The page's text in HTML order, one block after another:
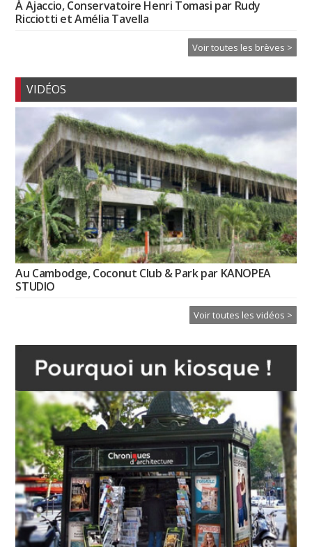
À Ajaccio, Conservatoire Henri Tomasi par Rudy
Ricciotti et Amélia Tavella
Voir toutes les brèves >
VIDÉOS
Au Cambodge, Coconut Club & Park par KANOPEA
STUDIO
Voir toutes les vidéos >